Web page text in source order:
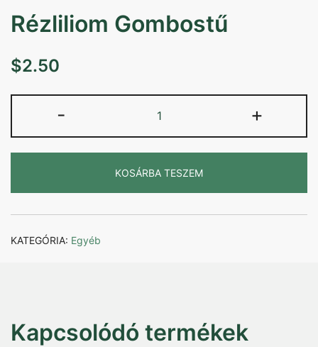
Rézliliom Gombostű
$2.50
-
Gombostű
mennyiség
+
KOSÁRBA TESZEM
KATEGÓRIA: Egyéb
Kapcsolódó termékek